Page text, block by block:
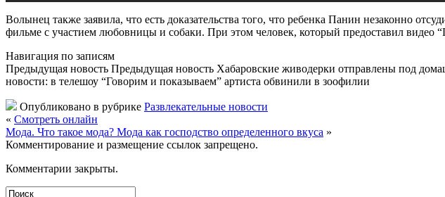
Волынец также заявила, что есть доказательства того, что ребенка Панин незаконно
фильме с участием любовницы и собаки. При этом человек, который предоставил видео
Навигация по записям
Предыдущая новость Предыдущая новость Хабаровские живодерки отправлены под
новости: в телешоу “Говорим и показываем” артиста обвинили в зоофилии
Опубликовано в рубрике Развлекательные новости
« Cмотреть онлайн
Мода. Что такое мода? Мода как господство определенного вкуса »
Комментирование и размещение ссылок запрещено.
Комментарии закрыты.